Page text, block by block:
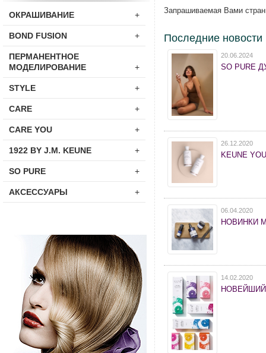
ОКРАШИВАНИЕ +
BOND FUSION +
ПЕРМАНЕНТНОЕ
МОДЕЛИРОВАНИЕ
+
STYLE +
CARE +
CARE YOU +
1922 BY J.M. KEUNE +
SO PURE +
АКСЕССУАРЫ +
Запрашиваемая Вами
Последние новости
20.06.2024
SO PURE
26.12.2020
KEUNE
06.04.2020
НОВИНКИ
14.02.2020